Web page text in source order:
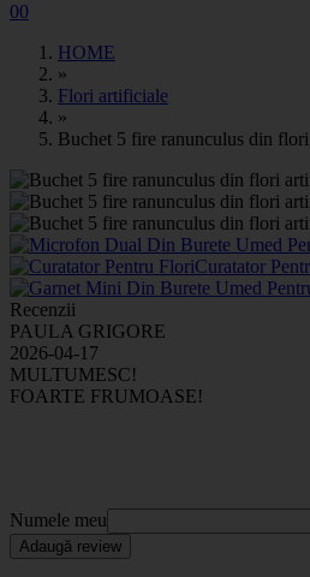
00
HOME
»
Flori artificiale
»
Buchet 5 fire ranunculus din
Curatator
Recenzii
PAULA GRIGORE
2026-04-17
MULTUMESC!
FOARTE FRUMOASE!
Numele meu
Adaugă review